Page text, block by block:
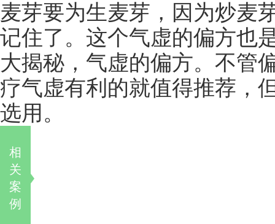
麦芽要为生麦芽，因为炒麦
记住了。这个气虚的偏方也
大揭秘，气虚的偏方。不管
疗气虚有利的就值得推荐，
选用。
相
关
案
例